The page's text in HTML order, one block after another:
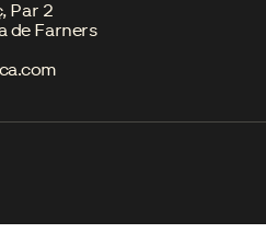
Par 2
de Farners